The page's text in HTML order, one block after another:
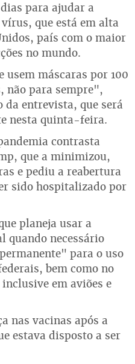
para ajudar a
que está em alta
país com o maior
no mundo.
usem máscaras por 100
não para sempre",
da entrevista, que será
nesta quinta-feira.
contrasta
que a minimizou,
e pediu a reabertura
sido hospitalizado por
planeja usar a
quando necessário
para o uso
bem como no
em aviões e
nas vacinas após a
estava disposto a ser